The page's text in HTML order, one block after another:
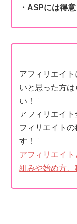
・ASPには得
アフィリエイ
いと思った方は
い！！
アフィリエイ
フィリエイトの
す！！
アフィリエイ
組みや始め方、